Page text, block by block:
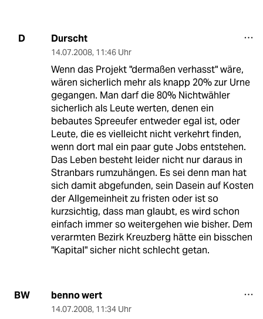
D Durscht
14.07.2008, 11:46 Uhr
Wenn das Projekt "dermaßen verhasst" wäre,
wären sicherlich mehr als knapp 20% zur Urne
gegangen. Man darf die 80% Nichtwähler
sicherlich als Leute werten, denen ein
bebautes Spreeufer entweder egal ist, oder
Leute, die es vielleicht nicht verkehrt finden,
wenn dort mal ein paar gute Jobs entstehen.
Das Leben besteht leider nicht nur daraus in
Stranbars rumzuhängen. Es sei denn man hat
sich damit abgefunden, sein Dasein auf Kosten
der Allgemeinheit zu fristen oder ist so
kurzsichtig, dass man glaubt, es wird schon
einfach immer so weitergehen wie bisher. Dem
verarmten Bezirk Kreuzberg hätte ein bisschen
"Kapital" sicher nicht schlecht getan.
BW benno wert
14.07.2008, 11:34 Uhr